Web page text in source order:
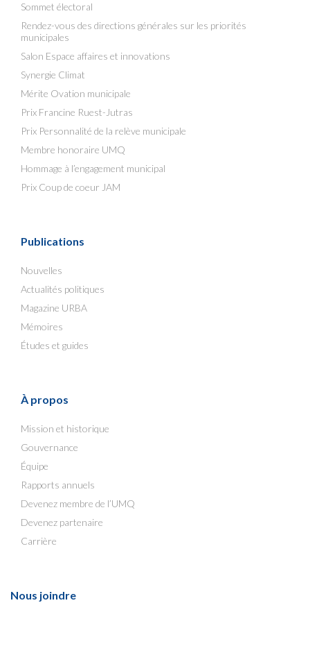
Sommet électoral
Rendez-vous des directions générales sur les priorités
municipales
Salon Espace affaires et innovations
Synergie Climat
Mérite Ovation municipale
Prix Francine Ruest-Jutras
Prix Personnalité de la relève municipale
Membre honoraire UMQ
Hommage à l’engagement municipal
Prix Coup de coeur JAM
Publications
Nouvelles
Actualités politiques
Magazine URBA
Mémoires
Études et guides
À propos
Mission et historique
Gouvernance
Équipe
Rapports annuels
Devenez membre de l’UMQ
Devenez partenaire
Carrière
Nous joindre